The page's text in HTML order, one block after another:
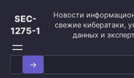
контенту
SEC-
1275-1
Новости
свежие кибератаки,
данных и
Search
for: